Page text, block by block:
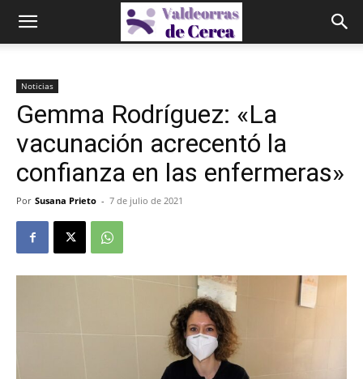
Noticias
Gemma Rodríguez: «La
vacunación acrecentó la
confianza en las enfermeras»
Por Susana Prieto - 7 de julio de 2021